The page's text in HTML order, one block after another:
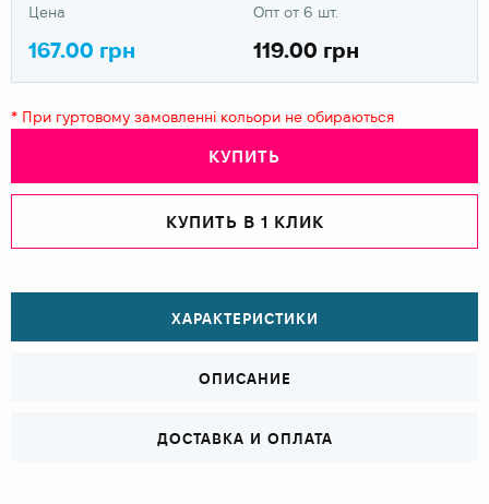
Цена
167.00 грн
Опт от 6 шт.
119.00 грн
* При гуртовому замовленні кольори не обираються
КУПИТЬ
КУПИТЬ В 1 КЛИК
ХАРАКТЕРИСТИКИ
ОПИСАНИЕ
ДОСТАВКА И ОПЛАТА